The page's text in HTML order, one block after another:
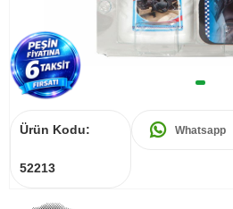
Ürün Kodu:
52213
Whatsapp